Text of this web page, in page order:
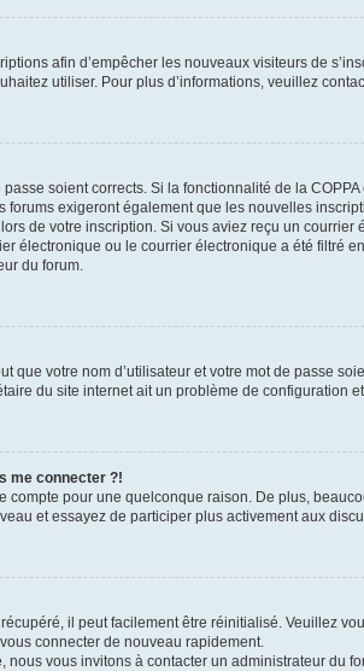
afin d’empêcher les nouveaux visiteurs de
utiliser. Pour plus d’informations, veuillez
soient corrects. Si la fonctionnalité de la
exigeront également que les nouvelles
de votre inscription. Si vous aviez reçu un
électronique ou le courrier électronique a été filtré
du forum.
que votre nom d’utilisateur et votre mot de passe
du site internet ait un problème de configuration
me connecter ?!
compte pour une quelconque raison. De plus,
et essayez de participer plus activement aux
il peut facilement être réinitialisé. Veuillez
connecter de nouveau rapidement.
vous invitons à contacter un administrateur du